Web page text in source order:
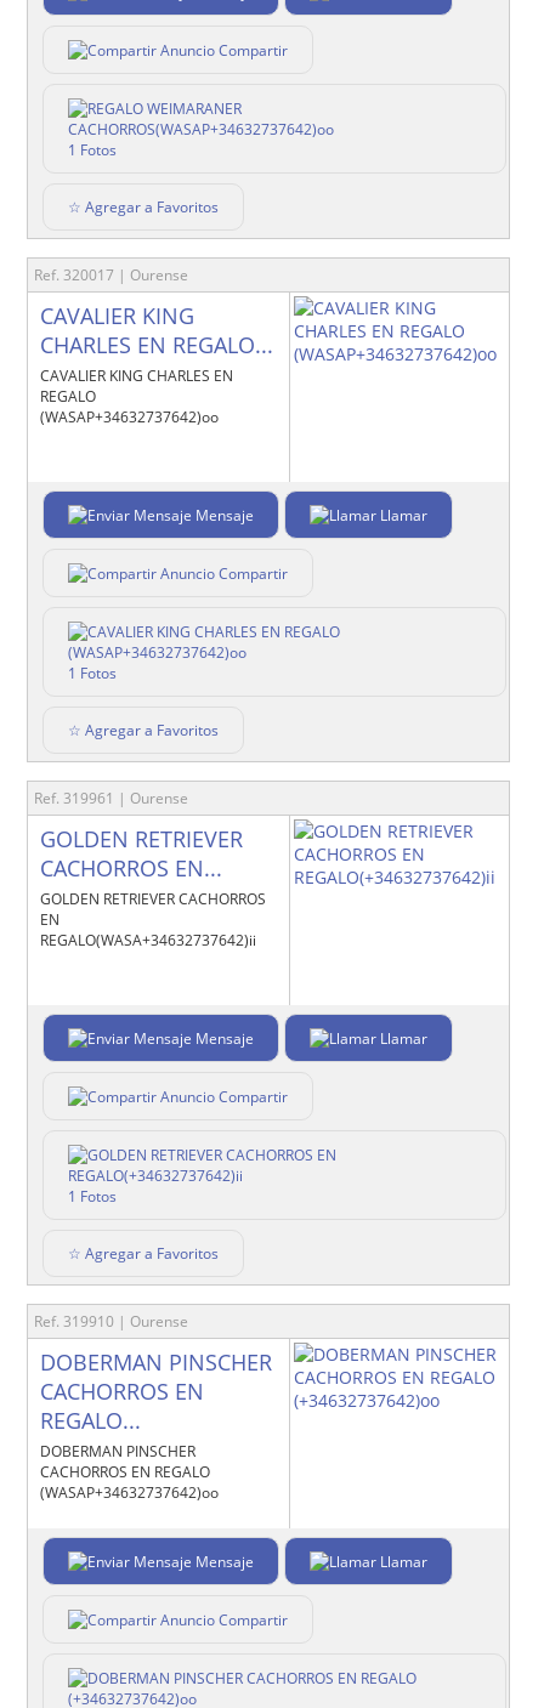
Compartir
1 Fotos
☆ Agregar a Favoritos
Ref. 320017 | Ourense
CAVALIER KING
CHARLES EN REGALO...
CAVALIER KING CHARLES EN
REGALO
(WASAP+34632737642)oo
Mensaje Llamar
Compartir
1 Fotos
☆ Agregar a Favoritos
Ref. 319961 | Ourense
GOLDEN RETRIEVER
CACHORROS EN...
GOLDEN RETRIEVER CACHORROS
EN
REGALO(WASA+34632737642)ii
Mensaje Llamar
Compartir
1 Fotos
☆ Agregar a Favoritos
Ref. 319910 | Ourense
DOBERMAN PINSCHER
CACHORROS EN
REGALO...
DOBERMAN PINSCHER
CACHORROS EN REGALO
(WASAP+34632737642)oo
Mensaje Llamar
Compartir